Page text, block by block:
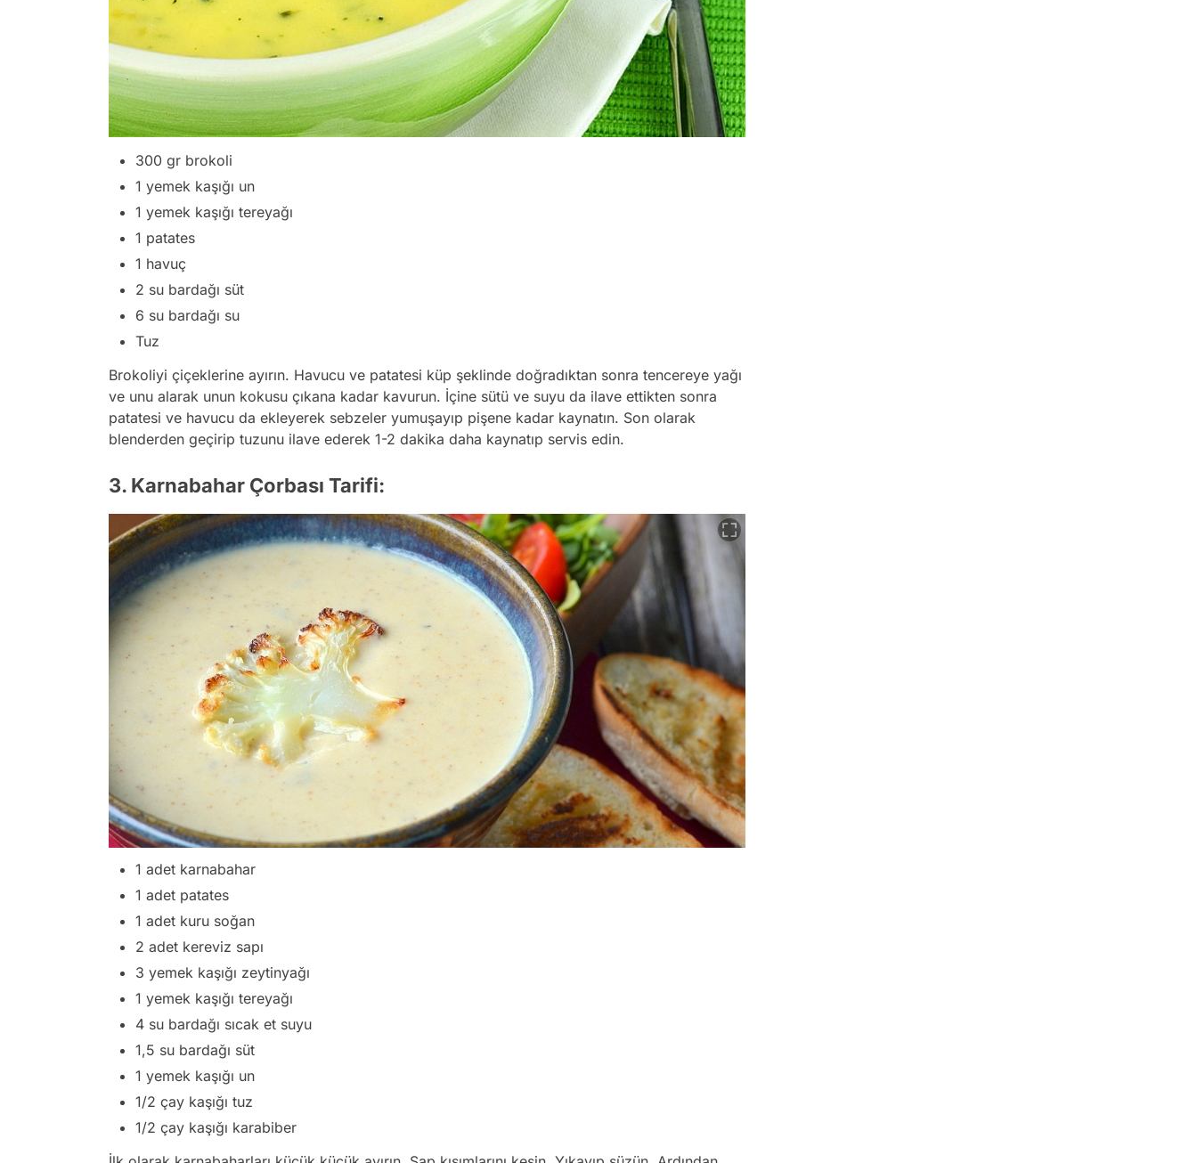
300 gr brokoli
1 yemek kaşığı un
1 yemek kaşığı tereyağı
1 patates
1 havuç
2 su bardağı süt
6 su bardağı su
Tuz
Brokoliyi çiçeklerine ayırın. Havucu ve patatesi küp şeklinde doğradıktan sonra tencereye yağı
ve unu alarak unun kokusu çıkana kadar kavurun. İçine sütü ve suyu da ilave ettikten sonra
patatesi ve havucu da ekleyerek sebzeler yumuşayıp pişene kadar kaynatın. Son olarak
blenderden geçirip tuzunu ilave ederek 1-2 dakika daha kaynatıp servis edin.
3. Karnabahar Çorbası Tarifi:
1 adet karnabahar
1 adet patates
1 adet kuru soğan
2 adet kereviz sapı
3 yemek kaşığı zeytinyağı
1 yemek kaşığı tereyağı
4 su bardağı sıcak et suyu
1,5 su bardağı süt
1 yemek kaşığı un
1/2 çay kaşığı tuz
1/2 çay kaşığı karabiber